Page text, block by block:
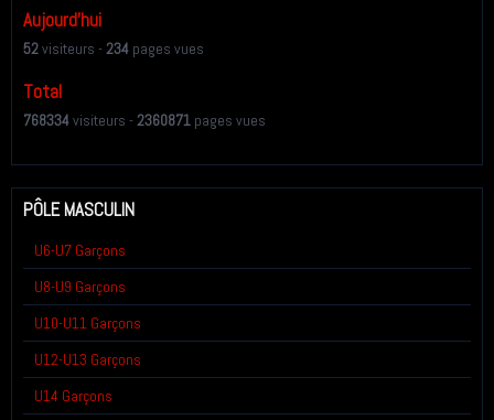
Aujourd'hui
52visiteurs -234 pages vues
Total
768334visiteurs -2360871 pages vues
PÔLE MASCULIN
U6-U7 Garçons
U8-U9 Garçons
U10-U11 Garçons
U12-U13 Garçons
U14 Garçons